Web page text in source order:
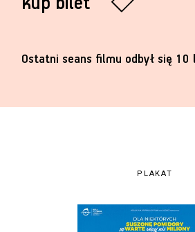
Ostatni seans filmu odbył się 10
PLAKAT